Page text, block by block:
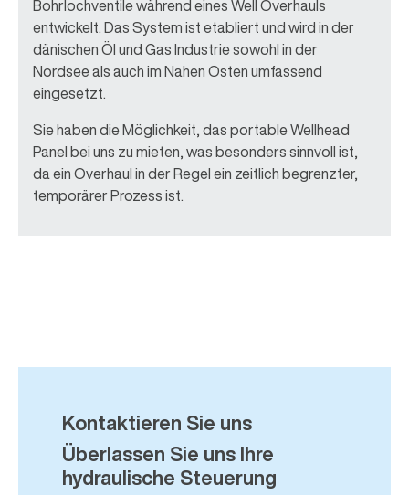
Bohrlochventile während eines Well Overhauls
entwickelt. Das System ist etabliert und wird in der
dänischen Öl und Gas Industrie sowohl in der
Nordsee als auch im Nahen Osten umfassend
eingesetzt.
Sie haben die Möglichkeit, das portable Wellhead
Panel bei uns zu mieten, was besonders sinnvoll ist,
da ein Overhaul in der Regel ein zeitlich begrenzter,
temporärer Prozess ist.
Kontaktieren Sie uns
Überlassen Sie uns Ihre
hydraulische Steuerung